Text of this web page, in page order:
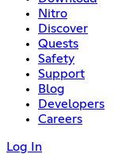
Nitro
Discover
Quests
Safety
Support
Blog
Developers
Careers
Log In